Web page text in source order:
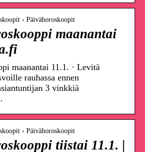
› Päivähoroskoopit
maanantai
maanantai 11.1. · Levitä
rauhassa ennen
3 vinkkiä
› Päivähoroskoopit
tiistai 11.1. |